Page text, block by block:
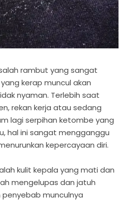
rambut yang sangat
kerap muncul akan
nyaman. Terlebih saat
rekan kerja atau sedang
lagi serpihan ketombe yang
hal ini sangat mengganggu
kepercayaan diri.
kulit kepala yang mati dan
mengelupas dan jatuh
munculnya